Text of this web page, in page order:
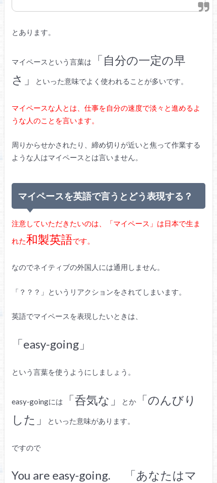
とあります。
マイペースという言葉は
「自分の一定の早
さ」
といった意味でよく使われることが多いです。
マイペースな人とは、仕事を自分の速度で淡々と進めるよ
うな人のことを言います。
周りからせかされたり、締め切りが近いと焦って作業する
ような人はマイペースとは言いません。
マイペースを英語で言うとどう表現する？
注意していただきたいのは、「マイペース」は日本で生ま
れた和製英語です。
なのでネイティブの外国人には通用しません。
「？？？」というリアクションをされてしまいます。
英語でマイペースを表現したいときは、
「easy-going」
という言葉を使うようにしましょう。
easy-goingには 「呑気な」 とか「のんびり
した」
といった意味があります。
ですので
You are easy-going. 「あなたはマ